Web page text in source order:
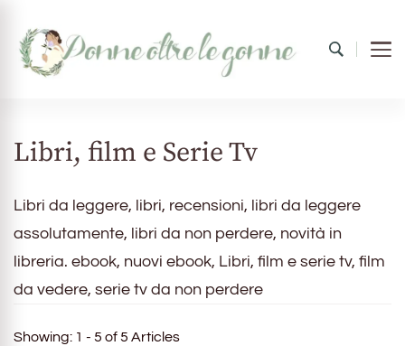
Libri, film e Serie Tv
Libri da leggere, libri, recensioni, libri da leggere
assolutamente, libri da non perdere, novità in
libreria. ebook, nuovi ebook, Libri, film e serie tv, film
da vedere, serie tv da non perdere
Showing: 1 - 5 of 5 Articles